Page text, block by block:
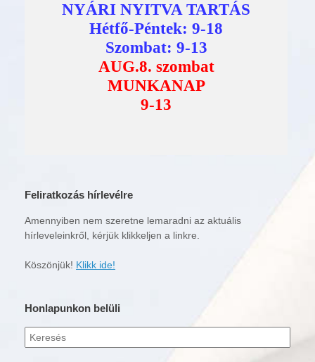
Feliratkozás hírlevélre
Amennyiben nem szeretne lemaradni az aktuális
hírleveleinkről, kérjük klikkeljen a linkre.
Köszönjük! Klikk ide!
Honlapunkon belüli
Keresés
erre: